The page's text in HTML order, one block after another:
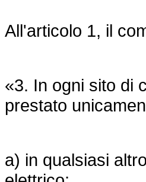
All'articolo 1, il
«3. In ogni sito di
prestato
a) in qualsiasi